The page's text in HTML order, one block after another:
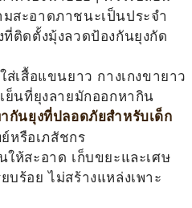
สะอาดภาชนะเป็นประจำ
ติดตั้งมุ้งลวดป้องกันยุงกัด
เสื้อแขนยาว กางเกงขายาว
ย็นที่ยุงลายมักออกหากิน
กันยุงที่ปลอดภัยสำหรับเด็ก
หรือเภสัชกร
ห้สะอาด เก็บขยะและเศษ
บร้อย ไม่สร้างแหล่งเพาะ